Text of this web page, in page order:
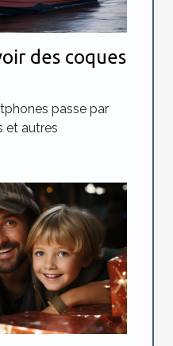
des coques
passe par
et autres